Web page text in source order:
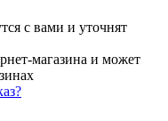
с вами и уточнят
магазина и может